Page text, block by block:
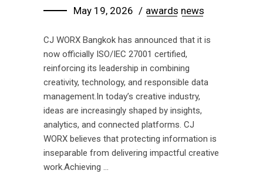
May 19, 2026 awards news
CJ WORX Bangkok has announced that it is
now officially ISO/IEC 27001 certified,
reinforcing its leadership in combining
creativity, technology, and responsible data
management.In today’s creative industry,
ideas are increasingly shaped by insights,
analytics, and connected platforms. CJ
WORX believes that protecting information is
inseparable from delivering impactful creative
work.Achieving